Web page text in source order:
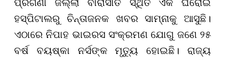
ପ୍ରଗଣା ଜିଲ୍ଲା ବାରାସାତ ସ୍ଥିତ ଏକ ଘରୋଇ
ହସ୍ପିଟାଲରୁ ଚିନ୍ତାଜନକ ଖବର ସାମ୍ନାକୁ ଆସୁଛି।
ଏଠାରେ ନିପାହ ଭାଇରସ ସଂକ୍ରମଣ ଯୋଗୁ ଜଣେ ୨୫
ବର୍ଷ ବୟଷ୍କା ନର୍ସଙ୍କ ମୃତ୍ୟୁ ହୋଇଛି। ରାଜ୍ୟ